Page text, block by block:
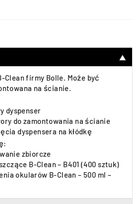
▼
Clean firmy Bolle. Może być
na ścianie.
dyspenser
do zamontowania na ścianie
dyspensera na kłódkę
zbiorcze
B-Clean – B401 (400 sztuk)
okularów B-Clean – 500 ml –